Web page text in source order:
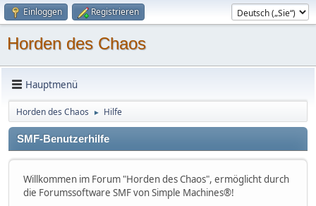
Einloggen Registrieren
Horden des Chaos
Hauptmenü
Horden des Chaos ► Hilfe
SMF-Benutzerhilfe
Willkommen im Forum "Horden des Chaos", ermöglicht durch
die Forumssoftware SMF von Simple Machines®!